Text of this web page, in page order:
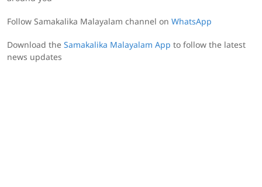
Follow Samakalika Malayalam channel on WhatsApp
Download the Samakalika Malayalam App to follow the latest
news updates